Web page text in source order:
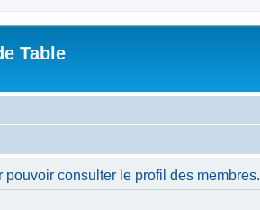
Table
consulter le profil des membres.